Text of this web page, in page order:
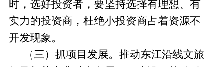
时，选好投资者，要坚持选择有理想、有
实力的投资商，杜绝小投资商占着资源不
开发现象。
（三）抓项目发展。推动东江沿线文旅